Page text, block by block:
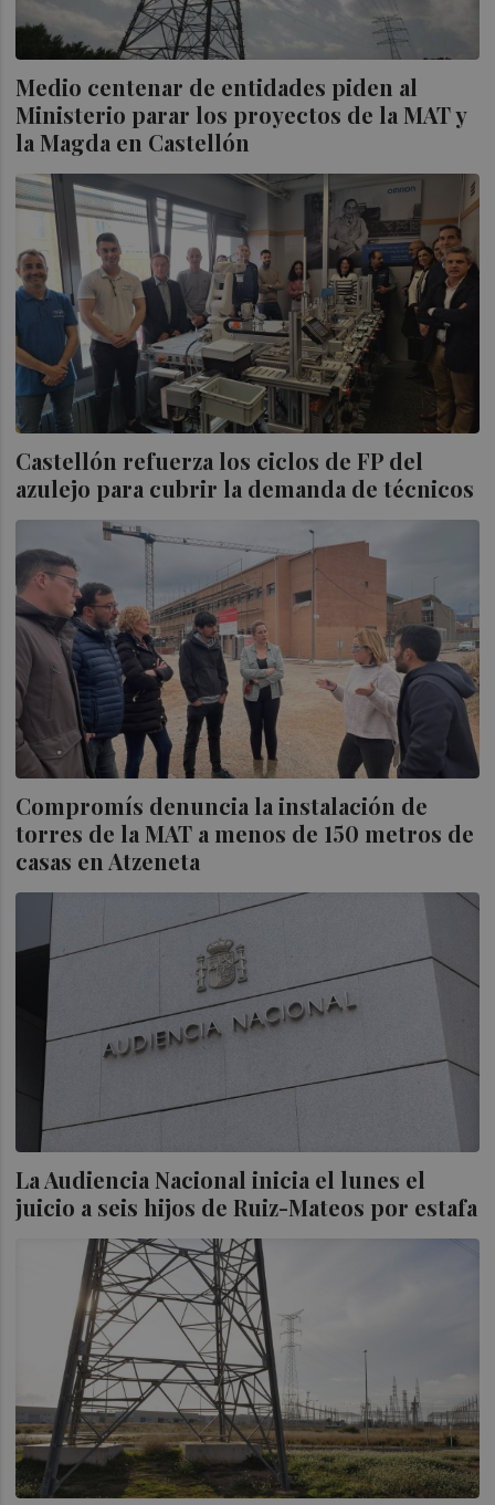
Medio centenar de entidades piden al
Ministerio parar los proyectos de la MAT y
la Magda en Castellón
Castellón refuerza los ciclos de FP del
azulejo para cubrir la demanda de técnicos
Compromís denuncia la instalación de
torres de la MAT a menos de 150 metros de
casas en Atzeneta
La Audiencia Nacional inicia el lunes el
juicio a seis hijos de Ruiz-Mateos por estafa